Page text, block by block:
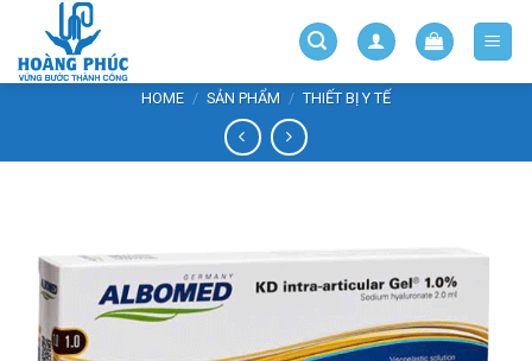
content
HOME / SẢN PHẨM / THIẾT BỊ Y TẾ